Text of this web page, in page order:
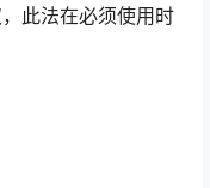
此法在必须使用时